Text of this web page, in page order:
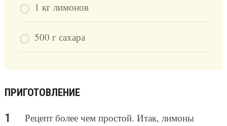
1 кг лимонов
500 г сахара
ПРИГОТОВЛЕНИЕ
Рецепт более чем простой. Итак, лимоны